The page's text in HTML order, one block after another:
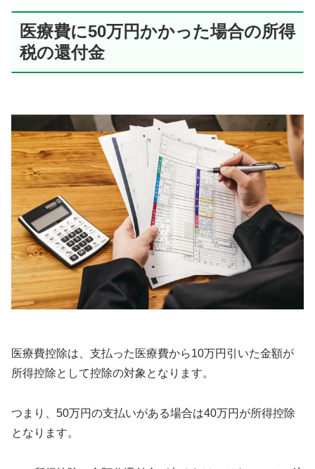
医療費に50万円かかった場合の所得
税の還付金
医療費控除は、支払った医療費から10万円引いた金額が
所得控除として控除の対象となります。
つまり、50万円の支払いがある場合は40万円が所得控除
となります。